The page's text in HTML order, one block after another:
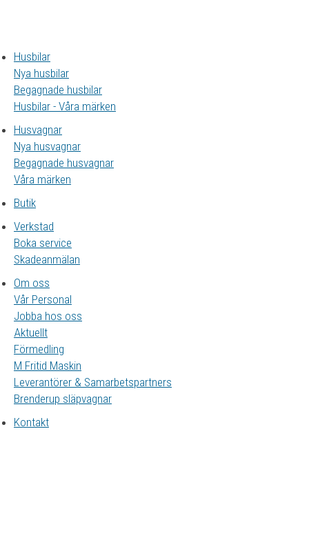
Husbilar
Nya husbilar
Begagnade husbilar
Husbilar - Våra märken
Husvagnar
Nya husvagnar
Begagnade husvagnar
Våra märken
Butik
Verkstad
Boka service
Skadeanmälan
Om oss
Vår Personal
Jobba hos oss
Aktuellt
Förmedling
M Fritid Maskin
Leverantörer & Samarbetspartners
Brenderup släpvagnar
Kontakt